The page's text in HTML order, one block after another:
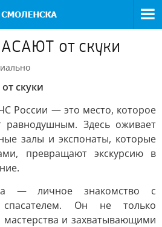
от скуки
скуки
России — это место, которое
равнодушным. Здесь оживает
залы и экспонаты, которые
превращают экскурсию в
— личное знакомство с
спасателем. Он не только
мастерства и захватывающими